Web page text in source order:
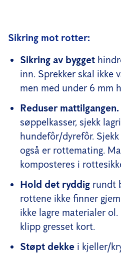
Sikring mot rotter:
Sikring av bygget
inn. Sprekker skal ikke
men med under 6 mm
Reduser mattilgangen.
søppelkasser, sjekk
hundefôr/dyrefôr.
også er rottemating.
komposteres i
Hold det ryddig rundt
rottene ikke finner
ikke lagre materialer
klipp gresset kort.
Støpt dekke i kjeller/